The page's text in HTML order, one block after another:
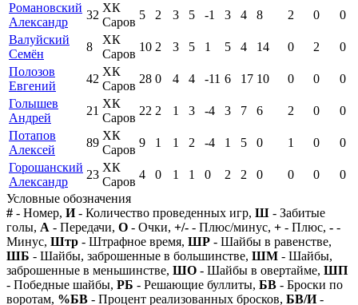
Романовский
Александр
32
ХК
Саров
5 2 3 5 -1 3 4 8 2 0
0
Валуйский
Семён
8
ХК
Саров
10 2 3 5 1 5 4 14 0 2
0
Полозов
Евгений
42
ХК
Саров
28 0 4 4 -11 6 17 10 0 0
0
Голышев
Андрей
21
ХК
Саров
22 2 1 3 -4 3 7 6 2 0
0
Потапов
Алексей
89
ХК
Саров
9 1 1 2 -4 1 5 0 1 0
0
Горошанский
Александр
23
ХК
Саров
4 0 1 1 0 2 2 0 0 0
0
Условные обозначения
# - Номер, И- Количество проведенных игр, Ш - Забитые
голы, А - Передачи, О - Очки, +/- - Плюс/минус, + - Плюс, - -
Минус, Штр - Штрафное время, ШР - Шайбы в равенстве,
ШБ - Шайбы, заброшенные в большинстве, ШМ - Шайбы,
заброшенные в меньшинстве, ШО - Шайбы в овертайме, ШП
- Победные шайбы, РБ - Решающие буллиты, БВ - Броски по
воротам, %БВ - Процент реализованных бросков, БВ/И-